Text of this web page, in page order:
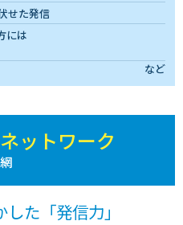
せた発信
には
など
ットワーク
た「発信力」